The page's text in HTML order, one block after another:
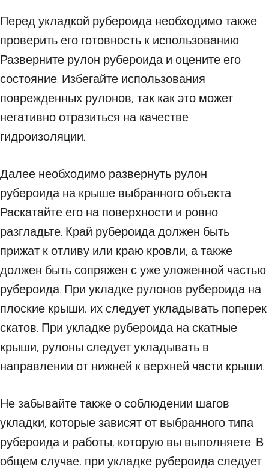
Перед укладкой рубероида необходимо также
проверить его готовность к использованию.
Разверните рулон рубероида и оцените его
состояние. Избегайте использования
поврежденных рулонов, так как это может
негативно отразиться на качестве
гидроизоляции.
Далее необходимо развернуть рулон
рубероида на крыше выбранного объекта.
Раскатайте его на поверхности и ровно
разгладьте. Край рубероида должен быть
прижат к отливу или краю кровли, а также
должен быть сопряжен с уже уложенной частью
рубероида. При укладке рулонов рубероида на
плоские крыши, их следует укладывать поперек
скатов. При укладке рубероида на скатные
крыши, рулоны следует укладывать в
направлении от нижней к верхней части крыши.
Не забывайте также о соблюдении шагов
укладки, которые зависят от выбранного типа
рубероида и работы, которую вы выполняете. В
общем случае, при укладке рубероида следует